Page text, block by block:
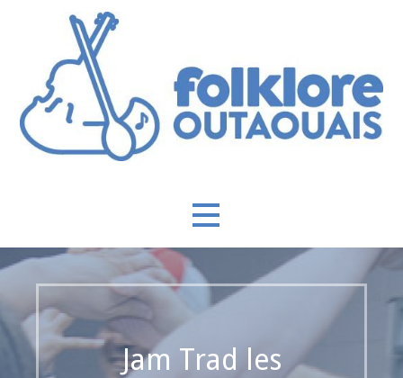
Jam Trad les